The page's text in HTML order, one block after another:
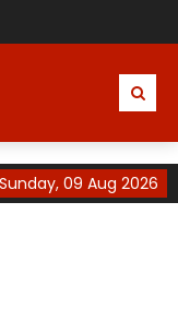
Sunday, 09 Aug 2026
/ 2027 untuk TK,